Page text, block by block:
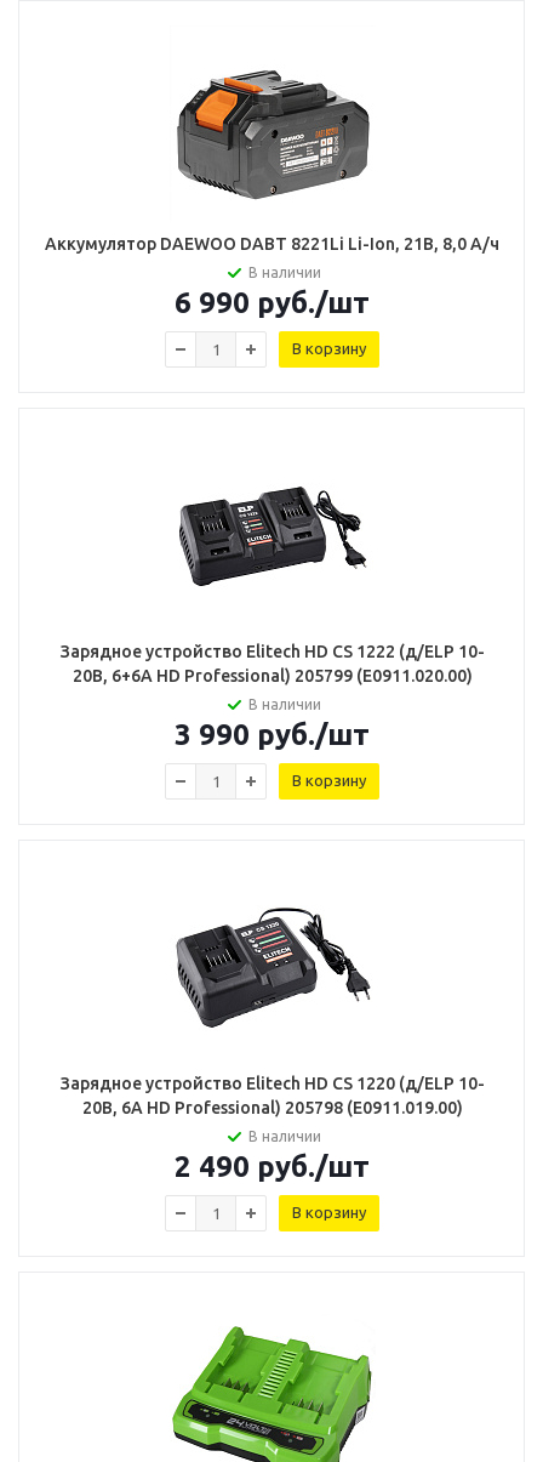
Аккумулятор DAEWOO DABT 8221Li Li-Ion, 21В, 8,0 А/ч
В наличии
6 990 руб./шт
В корзину
Зарядное устройство Elitech HD CS 1222 (д/ELP 10-
20В, 6+6А HD Professional) 205799 (E0911.020.00)
В наличии
3 990 руб./шт
В корзину
Зарядное устройство Elitech HD CS 1220 (д/ELP 10-
20В, 6А HD Professional) 205798 (E0911.019.00)
В наличии
2 490 руб./шт
В корзину